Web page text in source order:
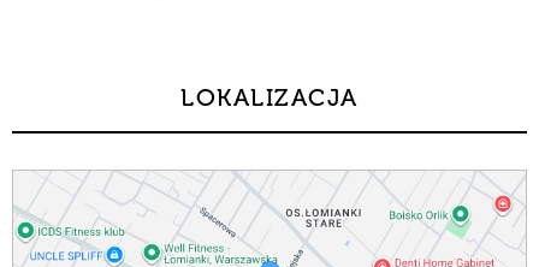
LOKALIZACJA